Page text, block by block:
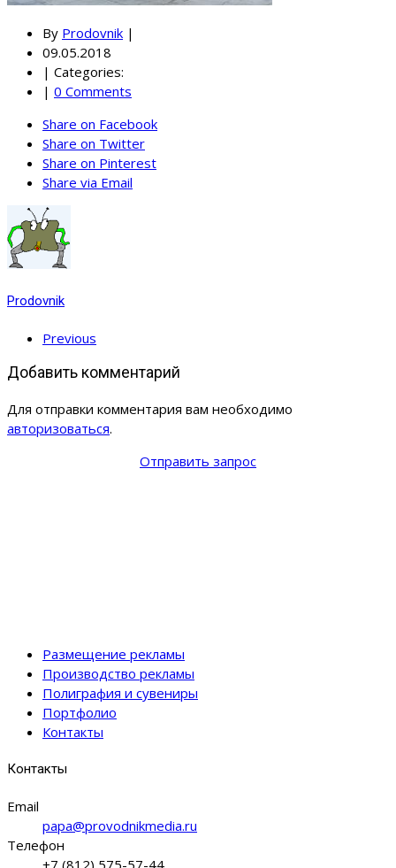
By Prodovnik |
09.05.2018
| Categories:
| 0 Comments
Share on Facebook
Share on Twitter
Share on Pinterest
Share via Email
Prodovnik
Previous
Добавить комментарий
Для отправки комментария вам необходимо
авторизоваться.
Отправить запрос
Размещение рекламы
Производство рекламы
Полиграфия и сувениры
Портфолио
Контакты
Контакты
Email
papa@provodnikmedia.ru
Телефон
+7 (812) 575-57-44